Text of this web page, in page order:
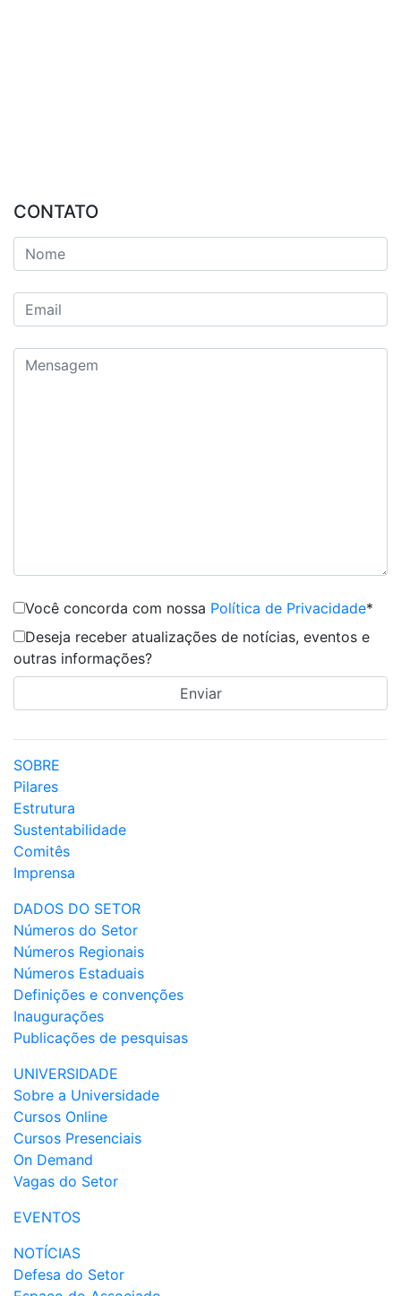
CONTATO
Você concorda com nossa Política de Privacidade*
Deseja receber atualizações de notícias, eventos e
outras informações?
SOBRE
Pilares
Estrutura
Sustentabilidade
Comitês
Imprensa
DADOS DO SETOR
Números do Setor
Números Regionais
Números Estaduais
Definições e convenções
Inaugurações
Publicações de pesquisas
UNIVERSIDADE
Sobre a Universidade
Cursos Online
Cursos Presenciais
On Demand
Vagas do Setor
EVENTOS
NOTÍCIAS
Defesa do Setor